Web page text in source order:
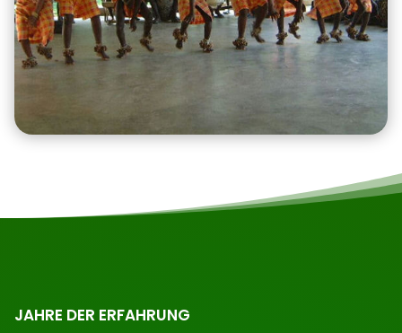
JAHRE DER ERFAHRUNG